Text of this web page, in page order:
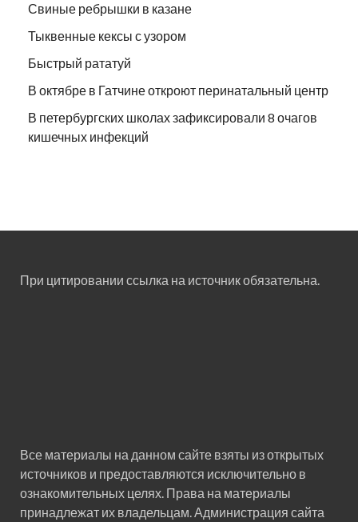
Свиные ребрышки в казане
Тыквенные кексы с узором
Быстрый рататуй
В октябре в Гатчине откроют перинатальный центр
В петербургских школах зафиксировали 8 очагов
кишечных инфекций
При цитировании ссылка на источник обязательна.
Все материалы на данном сайте взяты из открытых
источников и предоставляются исключительно в
ознакомительных целях. Права на материалы
принадлежат их владельцам. Администрация сайта